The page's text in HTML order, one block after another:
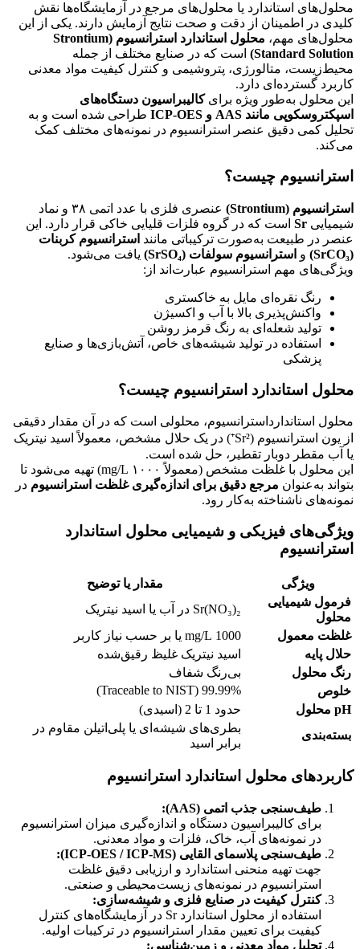
محلول‌های استاندارد یا محلول‌های مرجع در آزمایشگاه‌ها نقش
کلیدی در اطمینان از دقت و صحت نتایج آزمایش دارند. یکی از این
محلول‌های مهم،
محلول استاندارد استرانسیوم (Strontium
Standard Solution)
است که در صنایع مختلف از جمله
محیط‌زیست، متالورژی، پتروشیمی و کنترل کیفیت مواد معدنی
کاربرد گسترده‌ای دارد.
این محلول به‌طور ویژه برایکالیبراسیون دستگاه‌های
اسپکتروسکوپی مانند AAS و ICP-OES
طراحی شده است و به
تحلیل کمی دقیق عنصر استرانسیوم در نمونه‌های مختلف کمک
می‌کند.
استرانسیوم چیست؟
استرانسیوم (Strontium)
عنصری فلزی با عدد اتمی ۳۸ و نماد
شیمیایی Sr است که در گروه فلزات قلیایی خاکی قرار دارد. این
عنصر در طبیعت به‌صورت ترکیباتی مانند استرانسیوم کربنات
(SrCO₃)
و استرانسیوم سولفات (SrSO₄)
یافت می‌شود.
ویژگی‌های مهم استرانسیوم عبارت‌اند از:
رنگ نقره‌ای مایل به خاکستری
واکنش‌پذیری بالا با آب و اکسیژن
تولید شعله‌ای به رنگ قرمز روشن
استفاده در تولید شیشه‌های خاص، آتش‌بازی‌ها و صنایع
پزشکی
محلول استاندارد استرانسیوم چیست؟
محلول استاندارداسترانسیوم، محلولی است که در آن مقدار دقیقی
از یون استرانسیوم (Sr²⁺) در یک حلال مشخص، معمولاً اسید نیتریک
یا آب مقطر دوبار تقطیر، حل شده است.
این محلول با غلظت مشخص (معمولاً ۱۰۰۰ mg/L) تهیه می‌شود تا
بتواند به‌عنوان مرجع دقیق برای اندازه‌گیری غلظت استرانسیوم در
نمونه‌های ناشناخته به‌کار رود.
ویژگی‌های فیزیکی و شیمیایی محلول استاندارد
استرانسیوم
ویژگی
مقدار یا توضیح
فرمول شیمیایی
محلول
Sr(NO₃)₂ در آب یا اسید نیتریک
غلظت معمول
1000 mg/L یا بر حسب نیاز کاربر
حلال پایه
اسید نیتریک غلیظ رقیق‌شده
رنگ محلول
بی‌رنگ شفاف
خلوص
99.99% (Traceable to NIST)
pH محلول
حدود 1 تا 2 (اسیدی)
بسته‌بندی
بطری‌های شیشه‌ای یا پلی‌اتیلن مقاوم در
برابر اسید
کاربردهای محلول استاندارد استرانسیوم
طیف‌سنجی جذب اتمی (AAS):
برای کالیبراسیون دستگاه و اندازه‌گیری میزان استرانسیوم
در نمونه‌های آب، خاک، فلزات و مواد معدنی.
طیف‌سنجی پلاسمای القایی (ICP-OES / ICP-MS):
جهت تهیه منحنی استاندارد و ارزیابی دقیق غلظت
استرانسیوم در نمونه‌های زیست‌محیطی و صنعتی.
کنترل کیفیت در صنایع فلزی و شیشه‌سازی:
استفاده از محلول استاندارد Sr در آزمایشگاه‌های کنترل
کیفیت برای تعیین مقدار استرانسیوم در ترکیبات اولیه.
تحلیل مواد معدنی و زمین‌شناسی: